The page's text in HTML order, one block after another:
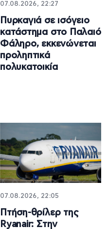
07.08.2026, 22:27
Πυρκαγιά σε ισόγειο
κατάστημα στο Παλαιό
Φάληρο, εκκενώνεται
προληπτικά
πολυκατοικία
07.08.2026, 22:05
Πτήση-θρίλερ της
Ryanair: Στην